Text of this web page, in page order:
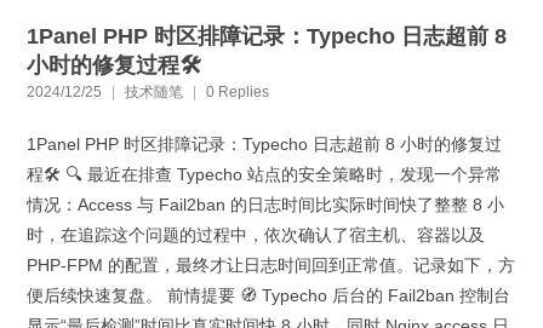
1Panel PHP 时区排障记录：Typecho 日志超前 8
小时的修复过程🛠️
2024/12/25 技术随笔 0 Replies
1Panel PHP 时区排障记录：Typecho 日志超前 8 小时的修复过
程🛠️ 🔍 最近在排查 Typecho 站点的安全策略时，发现一个异常
情况：Access 与 Fail2ban 的日志时间比实际时间快了整整 8 小
时，在追踪这个问题的过程中，依次确认了宿主机、容器以及
PHP-FPM 的配置，最终才让日志时间回到正常值。记录如下，方
便后续快速复盘。 前情提要 🧭 Typecho 后台的 Fail2ban 控制台